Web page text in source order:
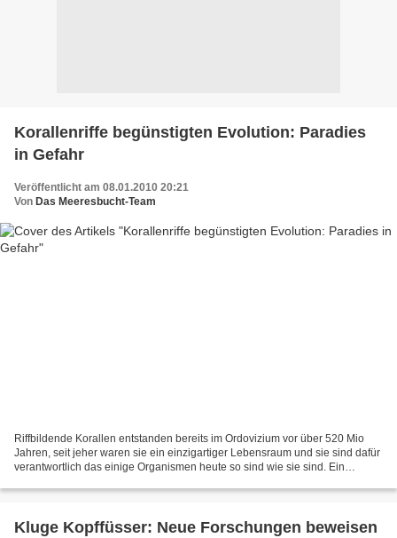
Korallenriffe begünstigten Evolution: Paradies
in Gefahr
Veröffentlicht am 08.01.2010 20:21
Von Das Meeresbucht-Team
Riffbildende Korallen entstanden bereits im Ordovizium vor über 520 Mio
Jahren, seit jeher waren sie ein einzigartiger Lebensraum und sie sind dafür
verantwortlich das einige Organismen heute so sind wie sie sind. Ein
Kluge Kopffüsser: Neue Forschungen beweisen